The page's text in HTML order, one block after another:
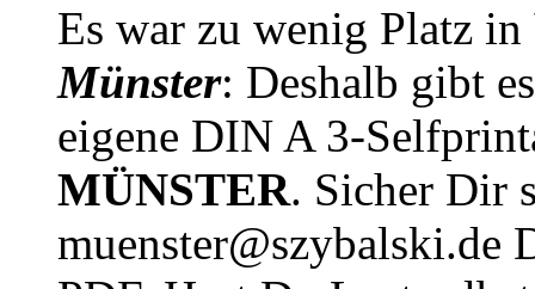
Es war zu wenig Platz in
Münster: Deshalb gibt
eigene DIN A 3-
MÜNSTER. Sicher Dir
muenster@szybalski.de